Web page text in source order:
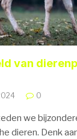
van
0
we
dieren. Denk